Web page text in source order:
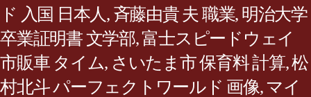
ド 入国 日本人, 斉藤由貴 夫 職業, 明治大学
卒業証明書 文学部,富士スピードウェイ
市販車 タイム, さいたま市 保育料 計算,松
村北斗 パーフェクトワールド 画像, マイ